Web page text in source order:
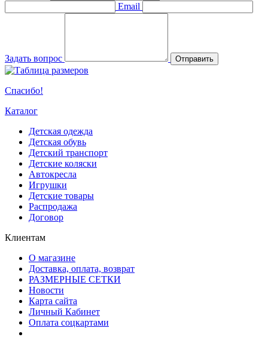
Email
Задать вопрос Отправить
Спасибо!
Каталог
Детская одежда
Детская обувь
Детский транспорт
Детские коляски
Автокресла
Игрушки
Детские товары
Распродажа
Договор
Клиентам
О магазине
Доставка, оплата, возврат
РАЗМЕРНЫЕ СЕТКИ
Новости
Карта сайта
Личный Кабинет
Оплата соцкартами